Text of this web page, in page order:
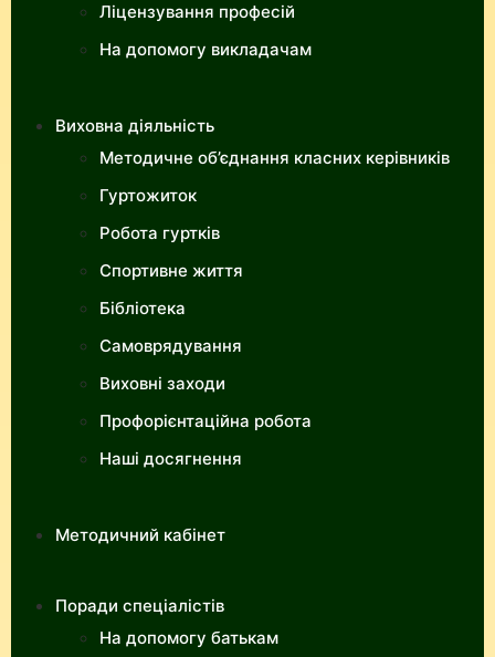
Ліцензування професій
На допомогу викладачам
Виховна діяльність
Методичне об’єднання класних керівників
Гуртожиток
Робота гуртків
Спортивне життя
Бібліотека
Самоврядування
Виховні заходи
Профорієнтаційна робота
Наші досягнення
Методичний кабінет
Поради спеціалістів
На допомогу батькам